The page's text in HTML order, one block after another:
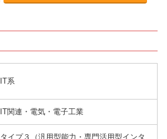
IT系
IT関連・電気・電子工業
タイプ３（汎用型能力・専門活用型インタ